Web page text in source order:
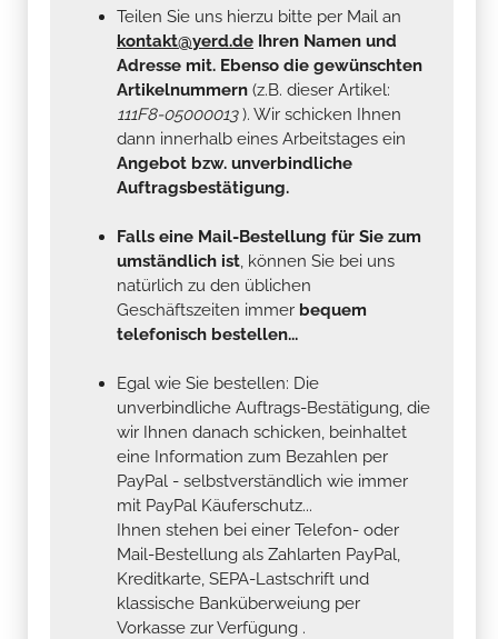
Teilen Sie uns hierzu bitte per Mail an
kontakt@yerd.de Ihren Namen und
Adresse mit. Ebenso die gewünschten
Artikelnummern (z.B. dieser Artikel:
111F8-05000013). Wir schicken Ihnen
dann innerhalb eines Arbeitstages ein
Angebot bzw. unverbindliche
Auftragsbestätigung.
Falls eine Mail-Bestellung für Sie zum
umständlich ist, können Sie bei uns
natürlich zu den üblichen
Geschäftszeiten immer bequem
telefonisch bestellen...
Egal wie Sie bestellen: Die
unverbindliche Auftrags-Bestätigung, die
wir Ihnen danach schicken, beinhaltet
eine Information zum Bezahlen per
PayPal - selbstverständlich wie immer
mit PayPal Käuferschutz...
Ihnen stehen bei einer Telefon- oder
Mail-Bestellung als Zahlarten PayPal,
Kreditkarte, SEPA-Lastschrift und
klassische Banküberweiung per
Vorkasse zur Verfügung .